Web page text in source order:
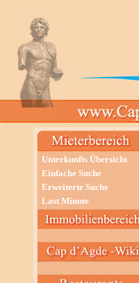
Unterkunfts Übersicht
Einfache Suche
Erweiterte Suche
Last Minute